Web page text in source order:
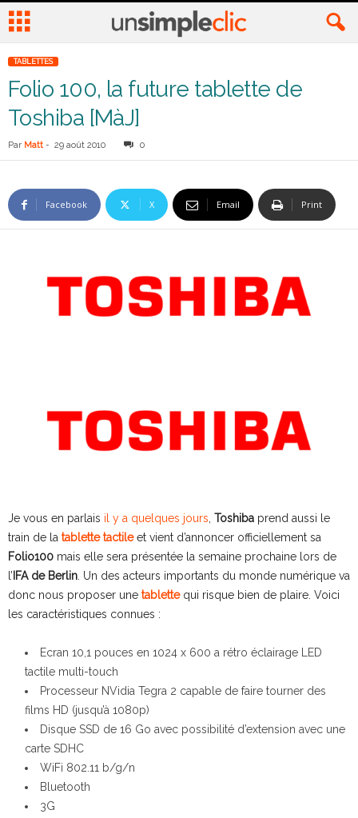
TABLETTES
Folio 100, la future tablette de
Toshiba [MàJ]
Par Matt - 29 août 2010 0
Facebook X Email Print
Je vous en parlais il y a quelques jours Toshiba prend aussi le
train de la tablette tactileet vient d’annoncer officiellement sa
Folio100 mais elle sera présentée la semaine prochaine lors de
l’ IFA de Berlin Un des acteurs importants du monde numérique va
donc nous proposer une tablettequi risque bien de plaire. Voici
les caractéristiques connues :
Ecran 10,1 pouces en 1024 x 600 a rétro éclairage LED
tactile multi-touch
Processeur NVidia Tegra 2 capable de faire tourner des
films HD (jusqu’à 1080p)
Disque SSD de 16 Go avec possibilité d’extension avec une
carte SDHC
WiFi 802.11 b/g/n
Bluetooth
3G